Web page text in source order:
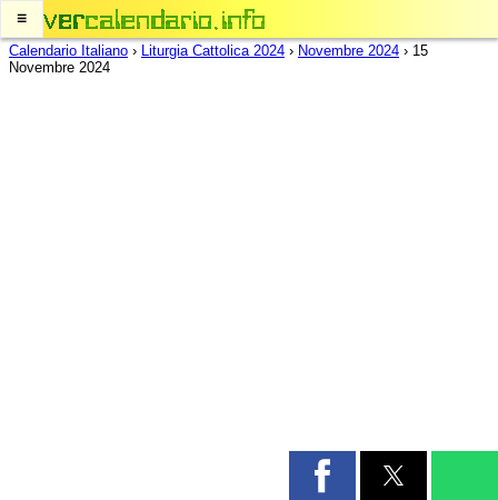
≡
Calendario Italiano › Liturgia Cattolica 2024 › Novembre 2024 › 15
Novembre 2024